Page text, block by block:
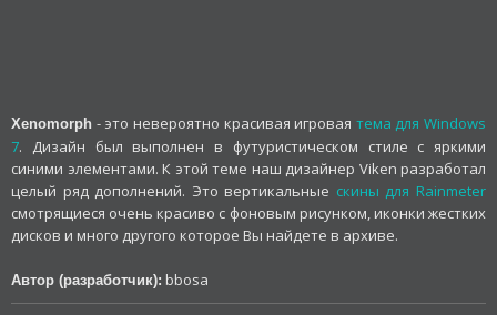
Xenomorph - это невероятно красивая игровая тема для Windows
7. Дизайн был выполнен в футуристическом стиле с яркими
синими элементами. К этой теме наш дизайнер Viken разработал
целый ряд дополнений. Это вертикальные скины для Rainmeter
смотрящиеся очень красиво с фоновым рисунком, иконки жестких
дисков и много другого которое Вы найдете в архиве.
Автор (разработчик): bbosa